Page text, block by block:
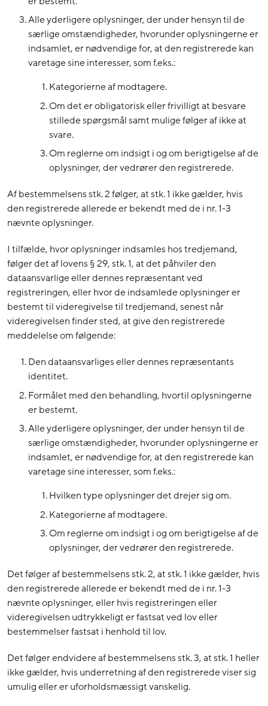
Alle yderligere oplysninger, der under hensyn til de
særlige omstændigheder, hvorunder oplysningerne er
indsamlet, er nødvendige for, at den registrerede kan
varetage sine interesser, som f.eks.:
Kategorierne af modtagere.
Om det er obligatorisk eller frivilligt at besvare
stillede spørgsmål samt mulige følger af ikke at
svare.
Om reglerne om indsigt i og om berigtigelse af de
oplysninger, der vedrører den registrerede.
Af bestemmelsens stk. 2 følger, at stk. 1 ikke gælder, hvis
den registrerede allerede er bekendt med de i nr. 1-3
nævnte oplysninger.
I tilfælde, hvor oplysninger indsamles hos tredjemand,
følger det af lovens § 29, stk. 1, at det påhviler den
dataansvarlige eller dennes repræsentant ved
registreringen, eller hvor de indsamlede oplysninger er
bestemt til videregivelse til tredjemand, senest når
videregivelsen finder sted, at give den registrerede
meddelelse om følgende:
Den dataansvarliges eller dennes repræsentants
identitet.
Formålet med den behandling, hvortil oplysningerne
er bestemt.
Alle yderligere oplysninger, der under hensyn til de
særlige omstændigheder, hvorunder oplysningerne er
indsamlet, er nødvendige for, at den registrerede kan
varetage sine interesser, som f.eks.:
Hvilken type oplysninger det drejer sig om.
Kategorierne af modtagere.
Om reglerne om indsigt i og om berigtigelse af de
oplysninger, der vedrører den registrerede.
Det følger af bestemmelsens stk. 2, at stk. 1 ikke gælder, hvis
den registrerede allerede er bekendt med de i nr. 1-3
nævnte oplysninger, eller hvis registreringen eller
videregivelsen udtrykkeligt er fastsat ved lov eller
bestemmelser fastsat i henhold til lov.
Det følger endvidere af bestemmelsens stk. 3, at stk. 1 heller
ikke gælder, hvis underretning af den registrerede viser sig
umulig eller er uforholdsmæssigt vanskelig.